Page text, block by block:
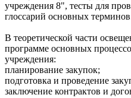
учреждения 8", тесты для
глоссарий основных
В теоретической части
программе основных
учреждения:
планирование закупок;
подготовка и проведение
заключение контрактов и